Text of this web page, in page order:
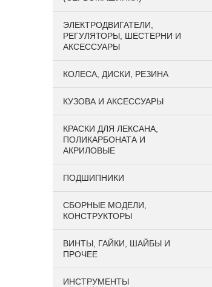
ЭЛЕКТРОДВИГАТЕЛИ,
РЕГУЛЯТОРЫ, ШЕСТЕРНИ И
АКСЕССУАРЫ
КОЛЕСА, ДИСКИ, РЕЗИНА
КУЗОВА И АКСЕССУАРЫ
КРАСКИ ДЛЯ ЛЕКСАНА,
ПОЛИКАРБОНАТА И
АКРИЛОВЫЕ
ПОДШИПНИКИ
CБОРНЫЕ МОДЕЛИ,
КОНСТРУКТОРЫ
ВИНТЫ, ГАЙКИ, ШАЙБЫ И
ПРОЧЕЕ
ИНСТРУМЕНТЫ